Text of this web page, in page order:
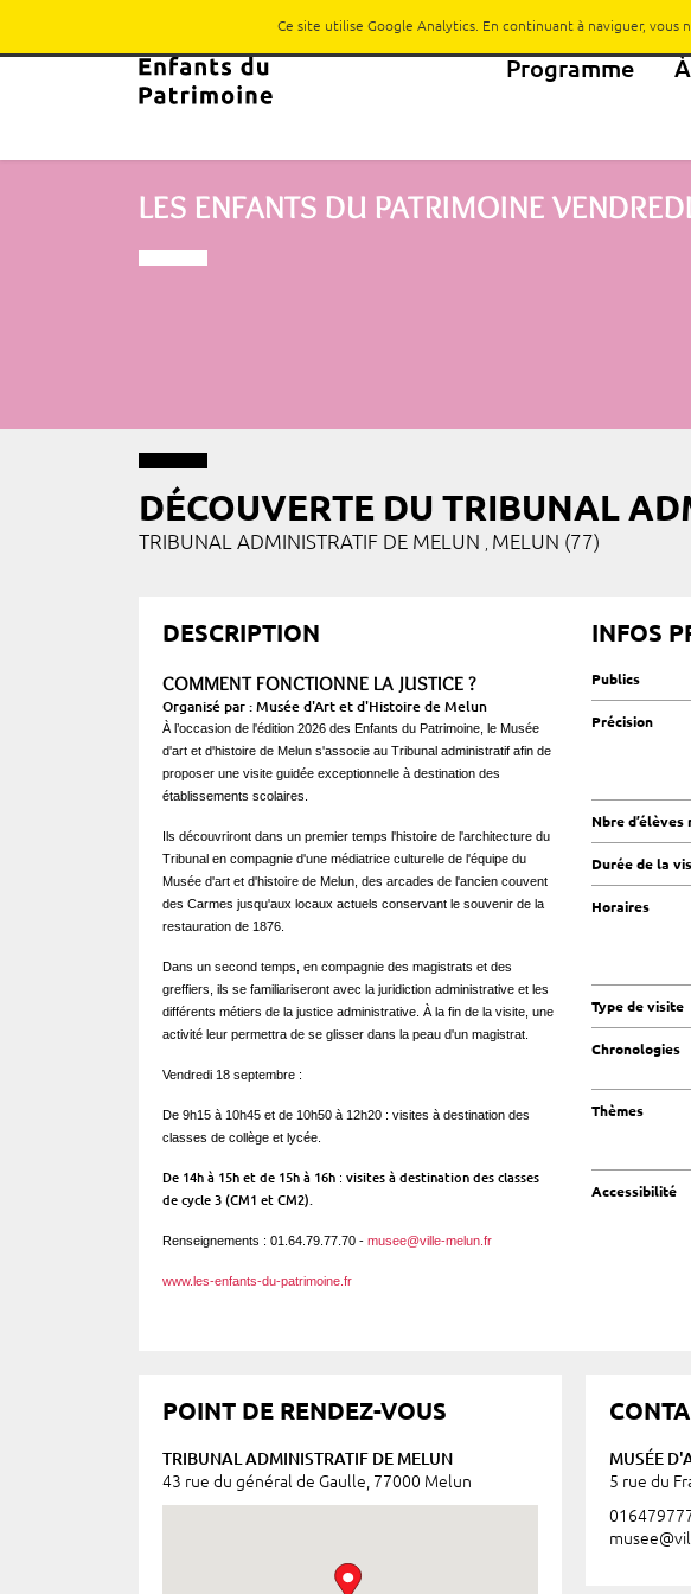
Programme
LES ENFANTS DU PATRIMOINE
DÉCOUVERTE DU TRIBUNAL
TRIBUNAL ADMINISTRATIF DE MELUN MELUN (77)
DESCRIPTION
COMMENT FONCTIONNE LA JUSTICE ?
Organisé par : Musée d'Art et d'Histoire de Melun
À l’occasion de l'édition 2026 des Enfants du Patrimoine, le Musée
d'art et d'histoire de Melun s'associe au Tribunal administratif afin de
proposer une visite guidée exceptionnelle à destination des
établissements scolaires.
Ils découvriront dans un premier temps l'histoire de l'architecture du
Tribunal en compagnie d'une médiatrice culturelle de l'équipe du
Musée d'art et d'histoire de Melun, des arcades de l'ancien couvent
des Carmes jusqu'aux locaux actuels conservant le souvenir de la
restauration de 1876.
Dans un second temps, en compagnie des magistrats et des
greffiers, ils se familiariseront avec la juridiction administrative et les
différents métiers de la justice administrative. À la fin de la visite, une
activité leur permettra de se glisser dans la peau d'un magistrat.
Vendredi 18 septembre :
De 9h15 à 10h45 et de 10h50 à 12h20 : visites à destination des
classes de collège et lycée.
De 14h à 15h et de 15h à 16h : visites à destination des classes
de cycle 3 (CM1 et CM2).
Renseignements : 01.64.79.77.70 - musee@ville-melun.fr
www.les-enfants-du-patrimoine.fr
INFOS
Publics
Précision
Nbre d’élèves
Durée de la
Horaires
Type de visite
Chronologies
Thèmes
Accessibilité
POINT DE RENDEZ-VOUS
TRIBUNAL ADMINISTRATIF DE MELUN
43 rue du général de Gaulle, 77000 Melun
MUSÉE
5 rue du
Ce site utilise Google Analytics. En continuant à naviguer, vous